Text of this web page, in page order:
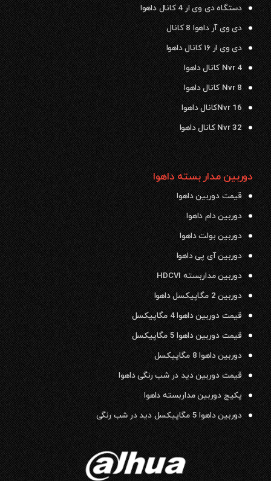
دستگاه دی وی ار 4 کانال داهوا
دی وی آر داهوا 8 کانال
دی وی ار ۱۶ کانال داهوا
Nvr 4 کانال داهوا
Nvr 8 کانال داهوا
Nvr 16کانال داهوا
Nvr 32 کانال داهوا
دوربین مدار بسته داهوا
قیمت دوربین داهوا
دوربین دام داهوا
دوربین بولت داهوا
دوربین آی پی داهوا
دوربین مداربسته HDCVI
دوربین 2 مگاپیکسل داهوا
قیمت دوربین داهوا 4 مگاپیکسل
قیمت دوربین داهوا 5 مگاپیکسل
دوربین داهوا 8 مگاپیکسل
قیمت دوربین دید در شب رنگی داهوا
پکیج دوربین مداربسته داهوا
دوربین داهوا 5 مگاپیکسل دید در شب رنگی